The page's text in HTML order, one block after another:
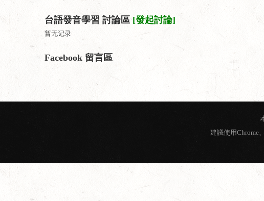
台語發音學習 討論區 [發起討論]
暂无记录
Facebook 留言區
建議使用Chrome